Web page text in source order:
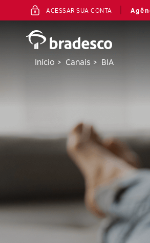
ACESSO
AO
BANKING
ACESSAR SUA CONTA
Início > Canais > BIA